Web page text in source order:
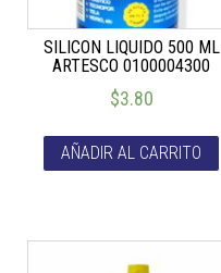
SILICON LIQUIDO 500 ML
ARTESCO 0100004300
$3.80
AÑADIR AL CARRITO